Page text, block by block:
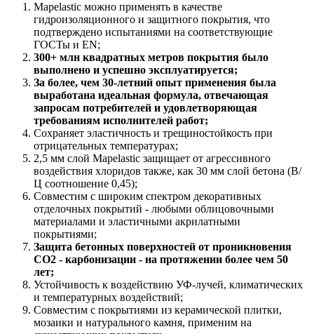
Mapelastic можно применять в качестве
гидроизоляционного и защитного покрытия, что
подтверждено испытаниями на соответствующие
ГОСТы и EN;
300+ млн квадратных метров покрытия было
выполнено и успешно эксплуатируется;
За более, чем 30-летний опыт применения была
выработана идеальная формула, отвечающая
запросам потребителей и удовлетворяющая
требованиям исполнителей работ;
Сохраняет эластичность и трещиностойкость при
отрицательных температурах;
2,5 мм слой Mapelastic защищает от агрессивного
воздействия хлоридов также, как 30 мм слой бетона (В/
Ц соотношение 0,45);
Совместим с широким спектром декоративных
отделочных покрытий - любыми облицовочными
материалами и эластичными акрилатными
покрытиями;
Защита бетонных поверхностей от проникновения
СО2 - карбонизации - на протяжении более чем 50
лет;
Устойчивость к воздействию УФ-лучей, климатических
и температурных воздействий;
Совместим с покрытиями из керамической плитки,
мозаики и натурального камня, применим на